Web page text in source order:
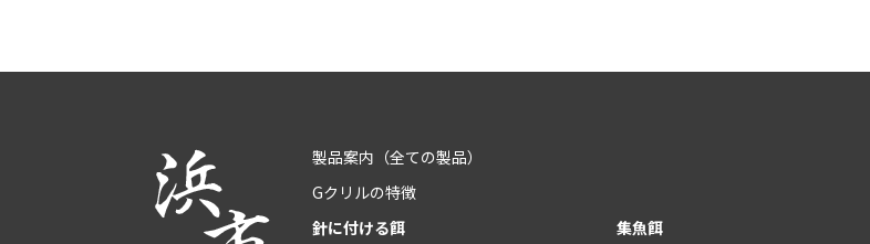
製品案内 （全ての製品）
Gクリルの特徴
針に付ける餌
集魚餌